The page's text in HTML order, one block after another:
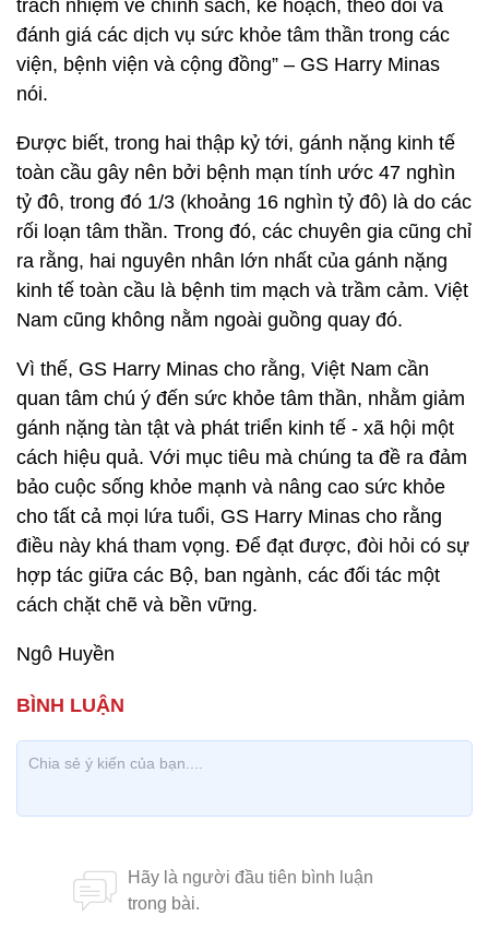
trách nhiệm về chính sách, kế hoạch, theo dõi và
đánh giá các dịch vụ sức khỏe tâm thần trong các
viện, bệnh viện và cộng đồng” – GS Harry Minas
nói.
Được biết, trong hai thập kỷ tới, gánh nặng kinh tế
toàn cầu gây nên bởi bệnh mạn tính ước 47 nghìn
tỷ đô, trong đó 1/3 (khoảng 16 nghìn tỷ đô) là do các
rối loạn tâm thần. Trong đó, các chuyên gia cũng chỉ
ra rằng, hai nguyên nhân lớn nhất của gánh nặng
kinh tế toàn cầu là bệnh tim mạch và trầm cảm. Việt
Nam cũng không nằm ngoài guồng quay đó.
Vì thế, GS Harry Minas cho rằng, Việt Nam cần
quan tâm chú ý đến sức khỏe tâm thần, nhằm giảm
gánh nặng tàn tật và phát triển kinh tế - xã hội một
cách hiệu quả. Với mục tiêu mà chúng ta đề ra đảm
bảo cuộc sống khỏe mạnh và nâng cao sức khỏe
cho tất cả mọi lứa tuổi, GS Harry Minas cho rằng
điều này khá tham vọng. Để đạt được, đòi hỏi có sự
hợp tác giữa các Bộ, ban ngành, các đối tác một
cách chặt chẽ và bền vững.
Ngô Huyền